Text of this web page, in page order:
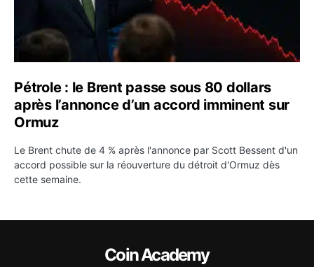
Pétrole : le Brent passe sous 80 dollars
après l’annonce d’un accord imminent sur
Ormuz
Le Brent chute de 4 % après l'annonce par Scott Bessent d'un
accord possible sur la réouverture du détroit d'Ormuz dès
cette semaine.
Coin Academy